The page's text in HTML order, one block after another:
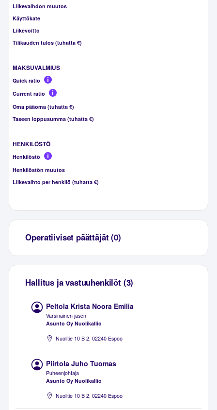
Liikevaihdon muutos
Käyttökate
Liikevoitto
Tilikauden tulos (tuhatta €)
MAKSUVALMIUS
Quick ratio
Current ratio
Oma pääoma (tuhatta €)
Taseen loppusumma (tuhatta €)
HENKILÖSTÖ
Henkilöstö
Henkilöstön muutos
Liikevaihto per henkilö (tuhatta €)
Operatiiviset päättäjät (0)
Hallitus ja vastuuhenkilöt (3)
Peltola Krista Noora Emilia
Varsinainen jäsen
Asunto Oy Nuolikallio
Nuolitie 10 B 2, 02240 Espoo
Piirtola Juho Tuomas
Puheenjohtaja
Asunto Oy Nuolikallio
Nuolitie 10 B 2, 02240 Espoo